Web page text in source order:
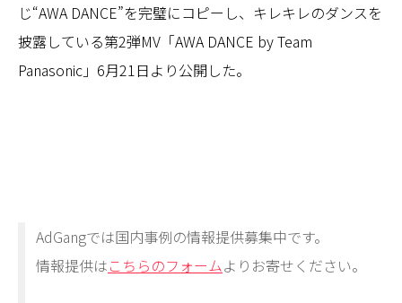
じ“AWA DANCE”を完璧にコピーし、キレキレのダンスを
披露している第2弾MV「AWA DANCE by Team
Panasonic」6月21日より公開した。
AdGangでは国内事例の情報提供募集中です。
情報提供はこちらのフォームよりお寄せください。